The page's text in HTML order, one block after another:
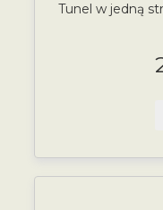
Tunel w jedną